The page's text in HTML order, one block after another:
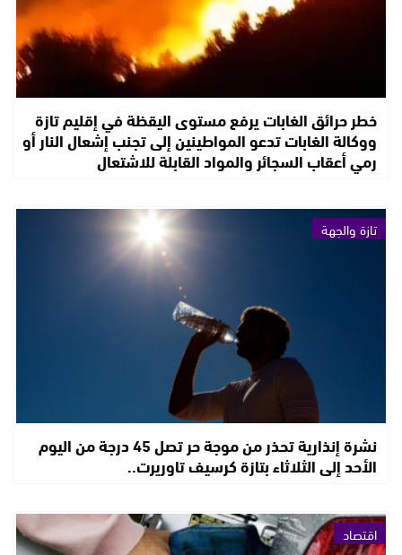
خطر حرائق الغابات يرفع مستوى اليقظة في إقليم تازة
ووكالة الغابات تدعو المواطينين إلى تجنب إشعال النار أو
رمي أعقاب السجائر والمواد القابلة للاشتعال
تازة والجهة
نشرة إنذارية تحذر من موجة حر تصل 45 درجة من اليوم
الأحد إلى الثلاثاء بتازة كرسيف تاوريرت..
اقتصاد